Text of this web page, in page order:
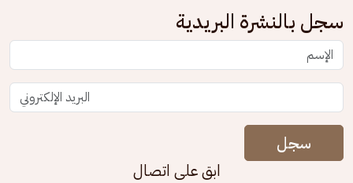
سجل بالنشرة البريدية
سجل
ابق على اتصال